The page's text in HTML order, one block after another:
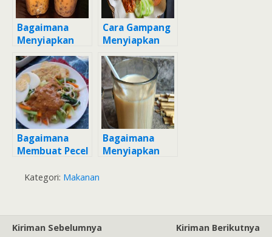
Bagaimana
Menyiapkan
Manggo Thai
Tea yang
Sempurna
Cara Gampang
Menyiapkan
Sambel pecel
lele (Blender)
Anti Gagal
Bagaimana
Membuat Pecel
Enak
Bagaimana
Menyiapkan
Kategori: Makanan
Kiriman Sebelumnya
Kiriman Berikutnya